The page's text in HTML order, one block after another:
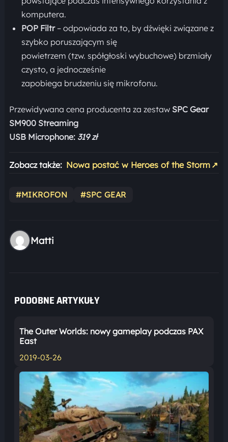
komputera.
POP Filtr– odpowiada za to, by dźwięki związane z
szybko poruszającym się
powietrzem (tzw. spółgłoski wybuchowe) brzmiały
czysto, a jednocześnie
zapobiega brudzeniu się mikrofonu.
Przewidywana cena producenta za zestaw SPC Gear
SM900 Streaming
USB Microphone: 319 zł
Zobacz także: Nowa postać w Heroes of the Storm ↗
#MIKROFON #SPC GEAR
Matti
PODOBNE ARTYKUŁY
The Outer Worlds: nowy gameplay podczas PAX
East
2019-03-26